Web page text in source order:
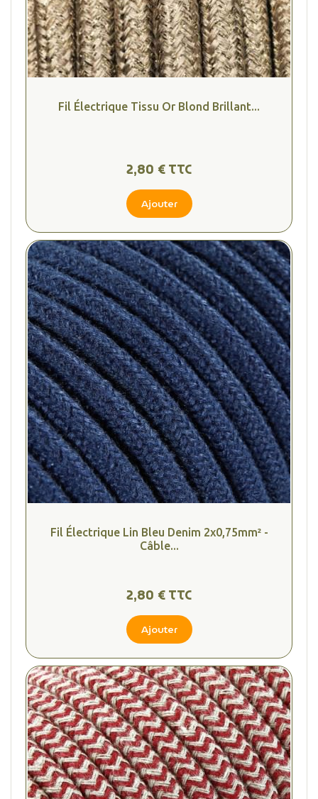
Fil Électrique Tissu Or Blond Brillant...
2,80 € TTC
Ajouter
Fil Électrique Lin Bleu Denim 2x0,75mm² -
Câble...
2,80 € TTC
Ajouter